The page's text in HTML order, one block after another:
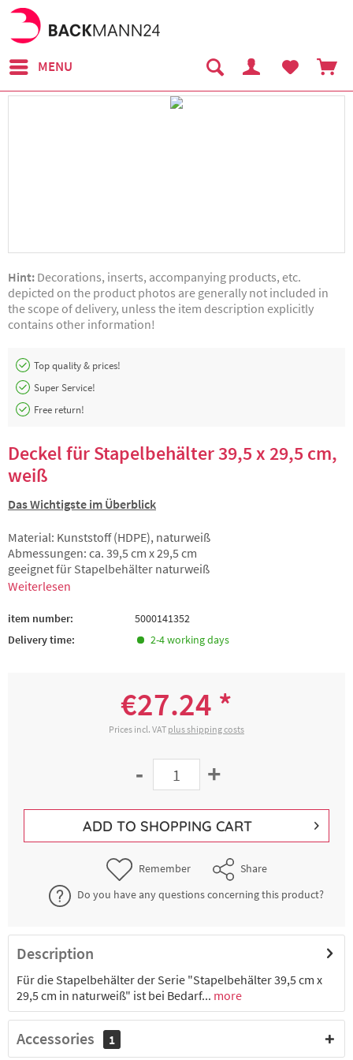
MENU
Hint: Decorations, inserts, accompanying products, etc.
depicted on the product photos are generally not included in
the scope of delivery, unless the item description explicitly
contains other information!
Top quality & prices!
Super Service!
Free return!
Deckel für Stapelbehälter 39,5 x 29,5 cm,
weiß
Das Wichtigste im Überblick
Material: Kunststoff (HDPE), naturweiß
Abmessungen: ca. 39,5 cm x 29,5 cm
geeignet für Stapelbehälter naturweiß
Weiterlesen
item number:
5000141352
Delivery time:
2-4 working days
€27.24 *
Prices incl. VAT plus shipping costs
- +
ADD TO SHOPPING CART
Remember
Share
Do you have any questions concerning this product?
Description
Für die Stapelbehälter der Serie "Stapelbehälter 39,5 cm x
29,5 cm in naturweiß" ist bei Bedarf... more
Accessories 1